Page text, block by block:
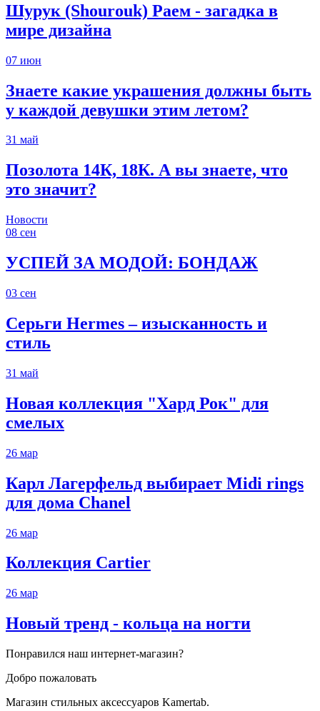
Шурук (Shourouk) Раем - загадка в
мире дизайна
07 июн
Знаете какие украшения должны быть
у каждой девушки этим летом?
31 май
Позолота 14К, 18К. А вы знаете, что
это значит?
Новости
08 сен
УСПЕЙ ЗА МОДОЙ: БОНДАЖ
03 сен
Серьги Hermes – изысканность и
стиль
31 май
Новая коллекция "Хард Рок" для
смелых
26 мар
Карл Лагерфельд выбирает Midi rings
для дома Chanel
26 мар
Коллекция Cartier
26 мар
Новый тренд - кольца на ногти
Понравился наш интернет-магазин?
Добро пожаловать
Магазин стильных аксессуаров Kamertab.